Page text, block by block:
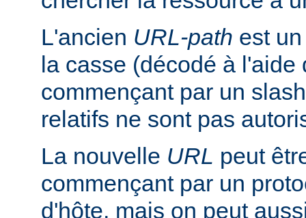
L'ancien URL-path est
la casse (décodé à
commençant par un
relatifs ne sont pas
La nouvelle URL peut
commençant par un
d'hôte, mais on peut